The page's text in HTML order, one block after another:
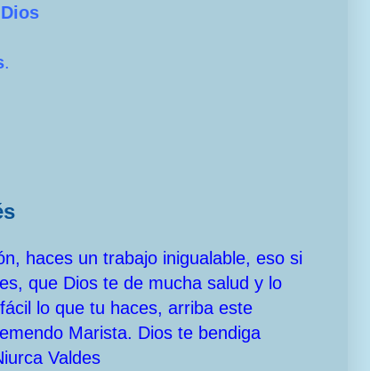
.
haces un trabajo inigualable, eso si
que Dios te de mucha salud y lo
lo que tu haces, arriba este
Marista. Dios te bendiga
Valdes